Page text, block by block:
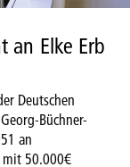
an Elke Erb
Deutschen
Büchner-
an
mit 50.000€